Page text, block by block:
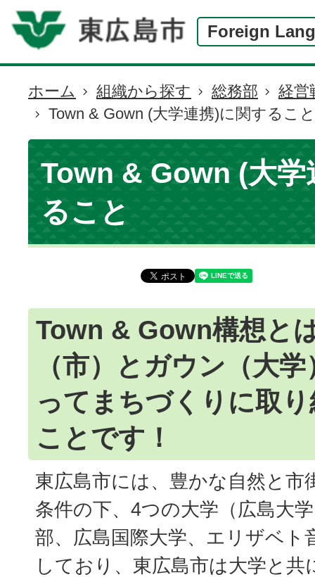
Foreign
現
在
の
位
置
ホーム 組織から探す 総務部
経営
Town & Gown (大学連携)に関すること
Town & Gown (大学
ること
Town & Gown構想と
（市）とガウン（大
ってまちづくりに取
ことです！
東広島市には、豊かな自然と市
条件の下、4つの大学（広島大
部、広島国際大学、エリザベト
しており、東広島市は大学と